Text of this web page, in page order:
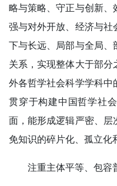
略与策略、守正与创新、
强与对外开放、经济与社
下与长远、局部与全局
关系，实现整体大于部
外各哲学社会科学学科
贯穿于构建中国哲学社
面，能形成逻辑严密、
免知识的碎片化、孤立化
注重主体平等、包容